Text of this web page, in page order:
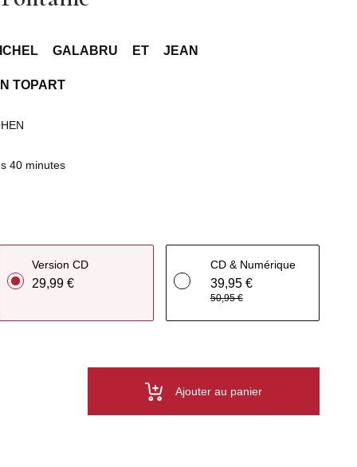
GALABRU ET JEAN
TOPART
40 minutes
Version CD
29,99 €
CD & Numérique
39,95 €
50,95 €
Ajouter au panier